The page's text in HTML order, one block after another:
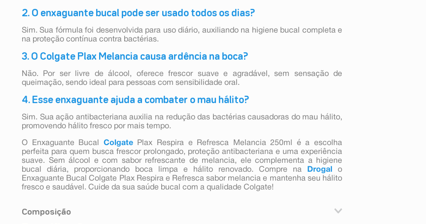
2. O enxaguante bucal pode ser usado todos os dias?
Sim. Sua fórmula foi desenvolvida para uso diário, auxiliando na higiene bucal completa e
na proteção contínua contra bactérias.
3. O Colgate Plax Melancia causa ardência na boca?
Não. Por ser livre de álcool, oferece frescor suave e agradável, sem sensação de
queimação, sendo ideal para pessoas com sensibilidade oral.
4. Esse enxaguante ajuda a combater o mau hálito?
Sim. Sua ação antibacteriana auxilia na redução das bactérias causadoras do mau hálito,
promovendo hálito fresco por mais tempo.
O Enxaguante Bucal Colgate
Plax Respira e Refresca Melancia 250ml é a escolha
perfeita para quem busca frescor prolongado, proteção antibacteriana e uma experiência
suave. Sem álcool e com sabor refrescante de melancia, ele complementa a higiene
bucal diária, proporcionando boca limpa e hálito renovado. Compre na
Drogal
o
Enxaguante Bucal Colgate Plax Respira e Refresca sabor melancia e mantenha seu hálito
fresco e saudável. Cuide da sua saúde bucal com a qualidade Colgate!
Composição